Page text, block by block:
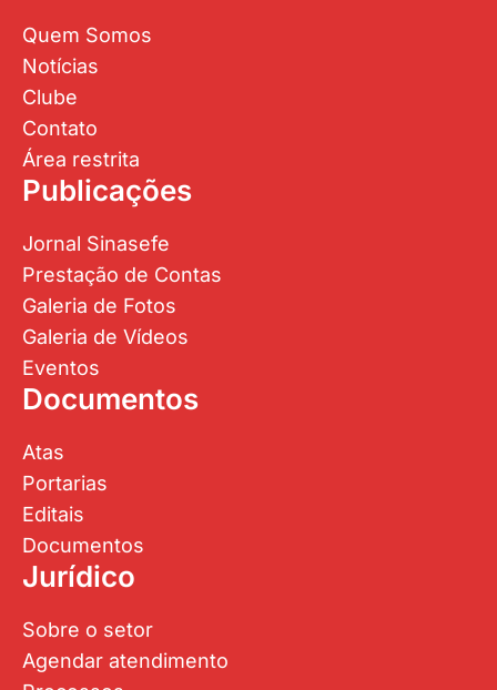
Quem Somos
Notícias
Clube
Contato
Área restrita
Publicações
Jornal Sinasefe
Prestação de Contas
Galeria de Fotos
Galeria de Vídeos
Eventos
Documentos
Atas
Portarias
Editais
Documentos
Jurídico
Sobre o setor
Agendar atendimento